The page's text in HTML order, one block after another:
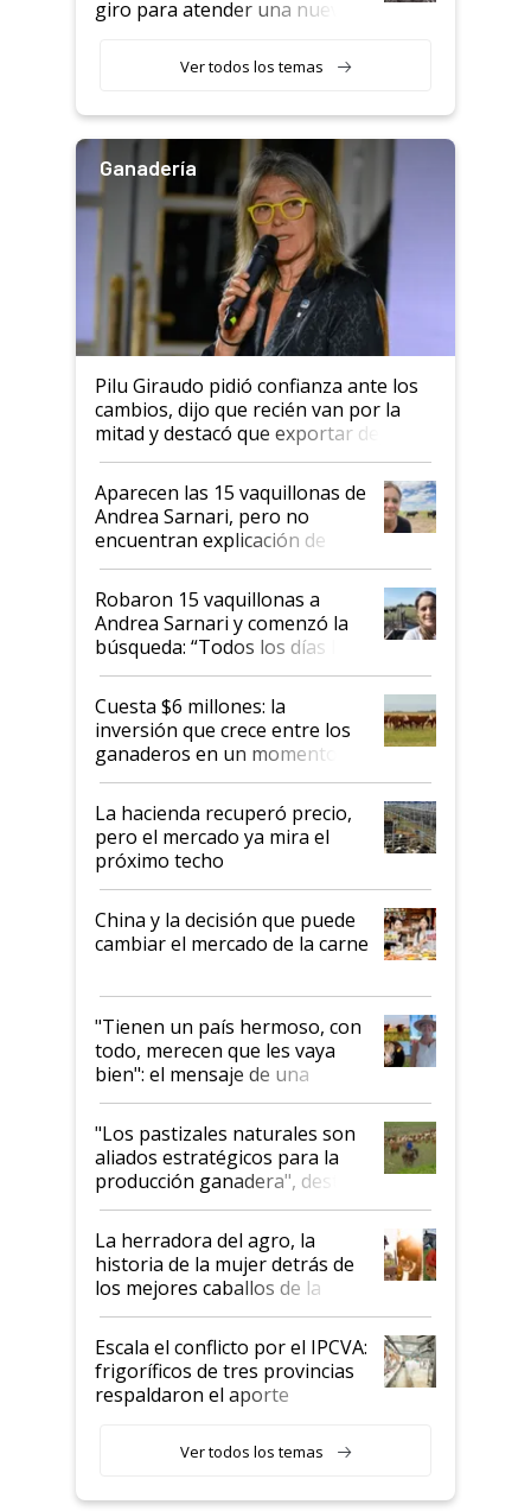
giro para atender una nueva
Ver todos los temas
Ganadería
Pilu Giraudo pidió confianza ante los
cambios, dijo que recién van por la
mitad y destacó que exportar dejó de
ser "para unos pocos": "Tenemos un
mandato muy claro del gobierno
nacional"
Aparecen las 15 vaquillonas de
Andrea Sarnari, pero no
encuentran explicación de
cómo llegaron allí
Robaron 15 vaquillonas a
Andrea Sarnari y comenzó la
búsqueda: “Todos los días le
toca a algún productor”
Cuesta $6 millones: la
inversión que crece entre los
ganaderos en un momento
histórico para la actividad
La hacienda recuperó precio,
pero el mercado ya mira el
próximo techo
China y la decisión que puede
cambiar el mercado de la carne
"Tienen un país hermoso, con
todo, merecen que les vaya
bien": el mensaje de una
ganadera uruguaya sobre las
oportunidades que se abren
para el agro en Argentina, con
foco en la carne
"Los pastizales naturales son
aliados estratégicos para la
producción ganadera", destaca
la iniciativa que ya reúne a 46
establecimientos en Argentina
La herradora del agro, la
historia de la mujer detrás de
los mejores caballos de la
Argentina y los mitos que
todavía hacen sufrir a estos
animales: "Mientras me
descalificaban, yo seguí
haciendo currículum"
Escala el conflicto por el IPCVA:
frigoríficos de tres provincias
respaldaron el aporte
Ver todos los temas